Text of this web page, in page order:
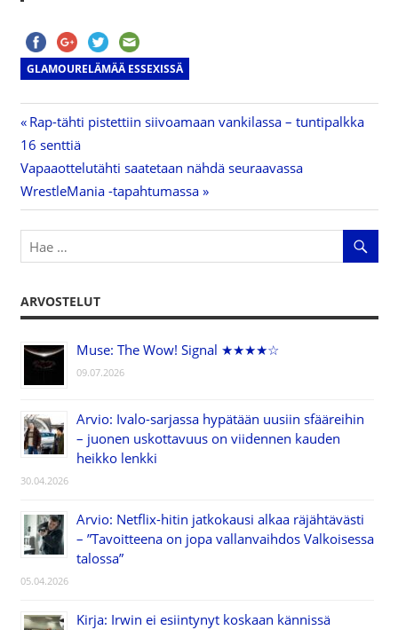
GLAMOURELÄMÄÄ ESSEXISSÄ
Artikkelien
selaus
Previous
Post:
Rap-tähti pistettiin siivoamaan vankilassa – tuntipalkka
16 senttiä
Next
Post:
Vapaaottelutähti saatetaan nähdä seuraavassa
WrestleMania -tapahtumassa
ARVOSTELUT
Muse: The Wow! Signal ★★★★☆
09.07.2026
Arvio: Ivalo-sarjassa hypätään uusiin sfääreihin
– juonen uskottavuus on viidennen kauden
heikko lenkki
30.04.2026
Arvio: Netflix-hitin jatkokausi alkaa räjähtävästi
– ”Tavoitteena on jopa vallanvaihdos Valkoisessa
talossa”
05.04.2026
Kirja: Irwin ei esiintynyt koskaan kännissä